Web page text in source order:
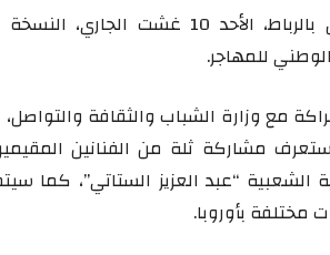
يحتضن مسرح محمد الخامس بالرباط، الأحد
للمهاجر.
مع وزارة الشباب والثقافة
ستعرف مشاركة ثلة من الفنانين
“عبد العزيز الستاتي”، كما
بأوروبا.